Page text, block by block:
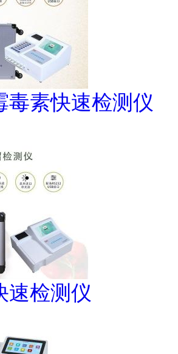
毒素快速检测仪
速检测仪